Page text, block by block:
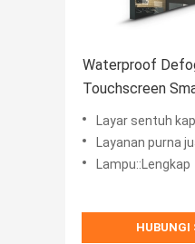
Waterproof
Touchscreen
Untuk Kamar
Layar sentuh
Layanan purna
Lampu::Lengkap
HUBUNGI